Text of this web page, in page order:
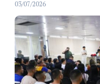
03/07/2026